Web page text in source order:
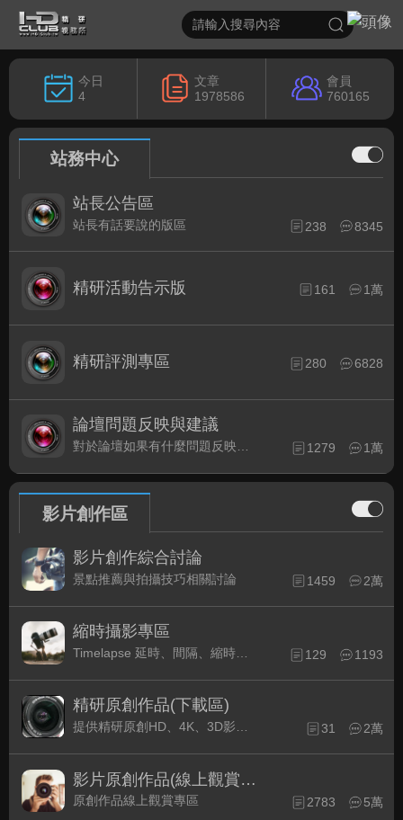
今日
4
文章
1978586
會員
760165
站務中心
站長公告區
站長有話要說的版區 238 8345
精研活動告示版 161 1萬
精研評測專區 280 6828
論壇問題反映與建議
對於論壇如果有什麼問題反映或是建議, 竭誠歡迎在這裡盡情發表 1279 1萬
影片創作區
影片創作綜合討論
景點推薦與拍攝技巧相關討論 1459 2萬
縮時攝影專區
129 1193
精研原創作品(下載區)
提供精研原創HD、4K、3D影片作品下載專區 31 2萬
影片原創作品(線上觀賞區)
原創作品線上觀賞專區 2783 5萬